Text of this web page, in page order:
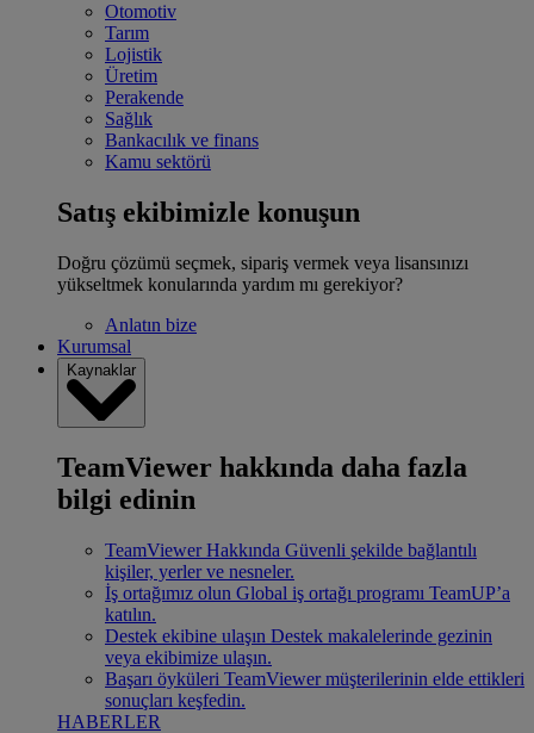
Otomotiv
Tarım
Lojistik
Üretim
Perakende
Sağlık
Bankacılık ve finans
Kamu sektörü
Satış ekibimizle konuşun
Doğru çözümü seçmek, sipariş vermek veya lisansınızı
yükseltmek konularında yardım mı gerekiyor?
Anlatın bize
Kurumsal
Kaynaklar
TeamViewer hakkında daha fazla
bilgi edinin
TeamViewer Hakkında Güvenli şekilde bağlantılı
kişiler, yerler ve nesneler.
İş ortağımız olun Global iş ortağı programı TeamUP’a
katılın.
Destek ekibine ulaşın Destek makalelerinde gezinin
veya ekibimize ulaşın.
Başarı öyküleri TeamViewer müşterilerinin elde ettikleri
sonuçları keşfedin.
HABERLER